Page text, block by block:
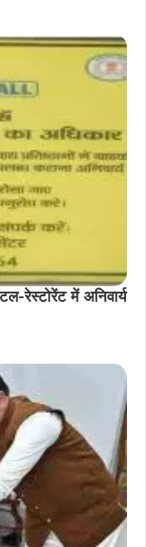
रेस्टोरेंट में अनिवार्य